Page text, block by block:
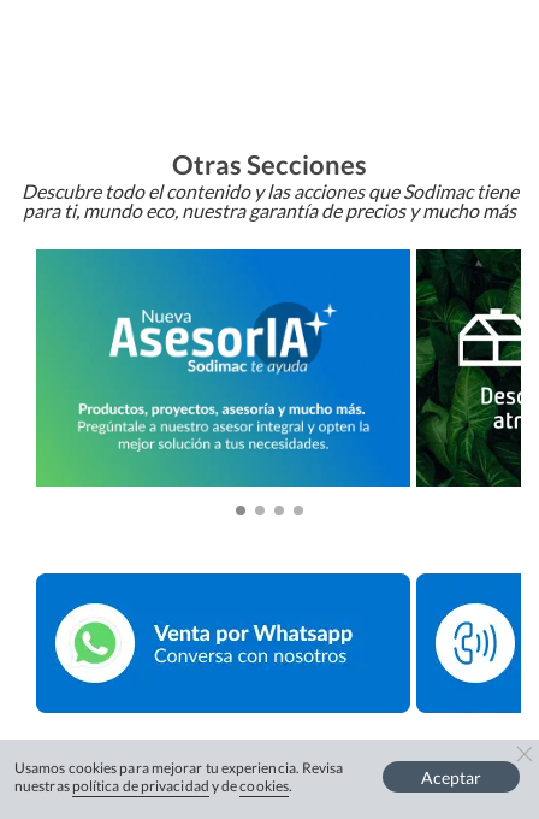
Otras Secciones
Descubre todo el contenido y las acciones que Sodimac tiene
para ti, mundo eco, nuestra garantía de precios y mucho más
Usamos cookies para mejorar tu experiencia. Revisa
nuestras política de privacidad y decookies. Aceptar